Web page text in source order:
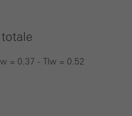
= 0.37 - Tlw = 0.52